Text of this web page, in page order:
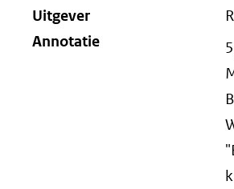
Uitgever
Annotatie